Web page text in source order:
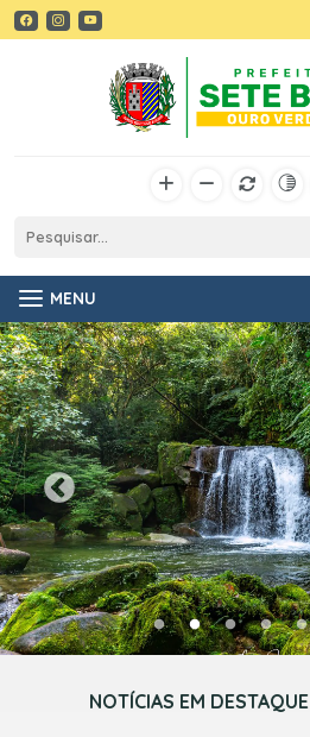
MENU
NOTÍCIAS EM DESTAQUE